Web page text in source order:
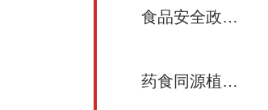
食品安全政策与法律
药食同源植物化合物与健康